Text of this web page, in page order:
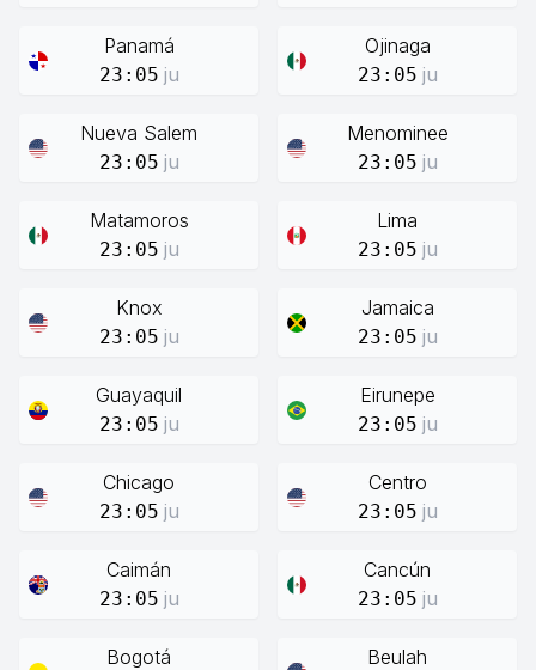
Panamá
23:05 ju
Ojinaga
23:05 ju
Nueva Salem
23:05 ju
Menominee
23:05 ju
Matamoros
23:05 ju
Lima
23:05 ju
Knox
23:05 ju
Jamaica
23:05 ju
Guayaquil
23:05 ju
Eirunepe
23:05 ju
Chicago
23:05 ju
Centro
23:05 ju
Caimán
23:05 ju
Cancún
23:05 ju
Bogotá Beulah